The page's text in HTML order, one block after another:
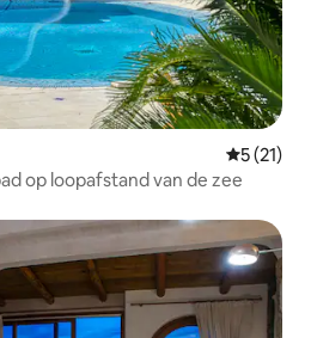
5 (21)
op loopafstand van de zee